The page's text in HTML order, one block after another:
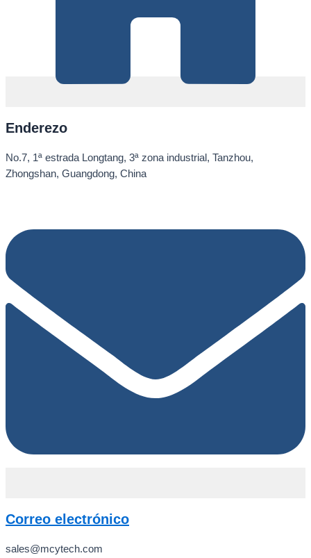
Enderezo
No.7, 1ª estrada Longtang, 3ª zona industrial, Tanzhou,
Zhongshan, Guangdong, China
Correo electrónico
sales@mcytech.com